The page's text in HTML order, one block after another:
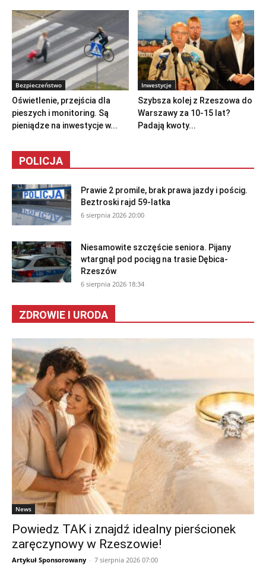
Bezpieczeństwo
Oświetlenie, przejścia dla
pieszych i monitoring. Są
pieniądze na inwestycje w...
Inwestycje
Szybsza kolej z Rzeszowa do
Warszawy za 10-15 lat?
Padają kwoty...
POLICJA
Prawie 2 promile, brak prawa jazdy i pościg.
Beztroski rajd 59-latka
6 sierpnia 2026 20:00
Niesamowite szczęście seniora. Pijany
wtargnął pod pociąg na trasie Dębica-
Rzeszów
6 sierpnia 2026 18:34
ZDROWIE I URODA
News
Powiedz TAK i znajdź idealny pierścionek
zaręczynowy w Rzeszowie!
Artykuł Sponsorowany - 7 sierpnia 2026 07:00